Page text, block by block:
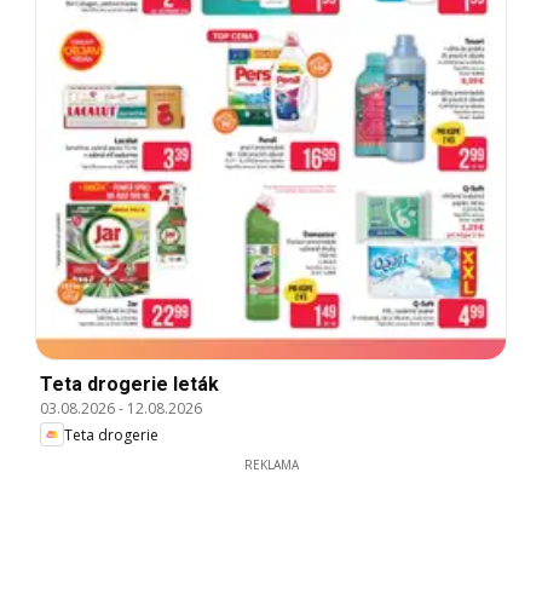
Teta drogerie leták
03.08.2026- 12.08.2026
Teta drogerie
REKLAMA